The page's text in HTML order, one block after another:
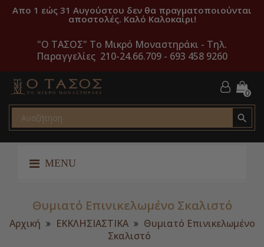
Απο 1 εώς 31 Αυγούστου δεν θα πραγματοποιούνται
αποστολές. Καλό Καλοκαίρι!
"O ΤΑΣΟΣ" Το Μικρό Μοναστηράκι - Τηλ.
Παραγγελίες 210-24.66.709 - 693 458 9260
0

MENU
Θυμιατό Επινικελωμένο Σκαλιστό
Αρχική ΕΚΚΛΗΣΙΑΣΤΙΚΑ
Θυμιατό Επινικελωμένο
Σκαλιστό